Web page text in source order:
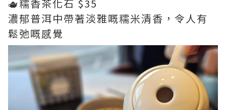
🫖糯香茶化石 $35
濃郁普洱中帶著淡雅嘅糯米清香，令人有
鬆弛嘅感覺